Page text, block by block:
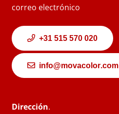
correo electrónico
+31 515 570 020
info@movacolor.com
Dirección.